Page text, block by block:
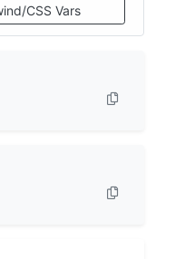
CSS Vars